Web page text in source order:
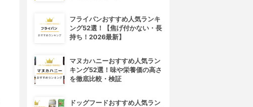
フライパンおすすめ人気ランキ
ング52選！【焦げ付かない・長
持ち！2026最新】
マヌカハニーおすすめ人気ラン
キング52選！味や栄養価の高さ
を徹底比較・検証
ドッグフードおすすめ人気ラン